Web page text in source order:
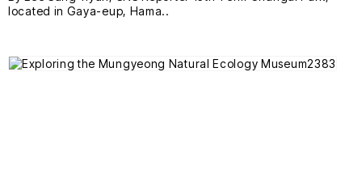
located in Gaya-eup, Hama..